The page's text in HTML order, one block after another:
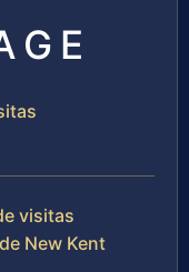
visitas
New Kent